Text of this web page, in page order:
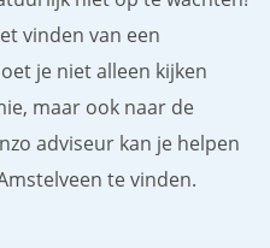
vinden van een
je niet alleen kijken
maar ook naar de
adviseur kan je helpen
te vinden.